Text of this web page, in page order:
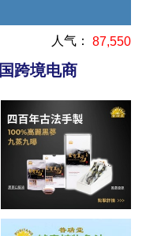
人气： 87,550
跨境电商